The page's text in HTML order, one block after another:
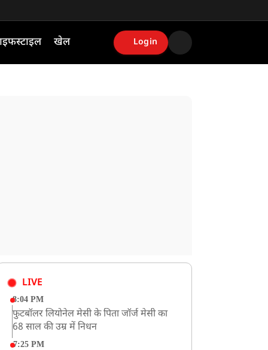
खेल Login
LIVE
8:04 PM
फुटबॉलर लियोनेल मेसी के पिता जॉर्ज मेसी का
68 साल की उम्र में निधन
7:25 PM